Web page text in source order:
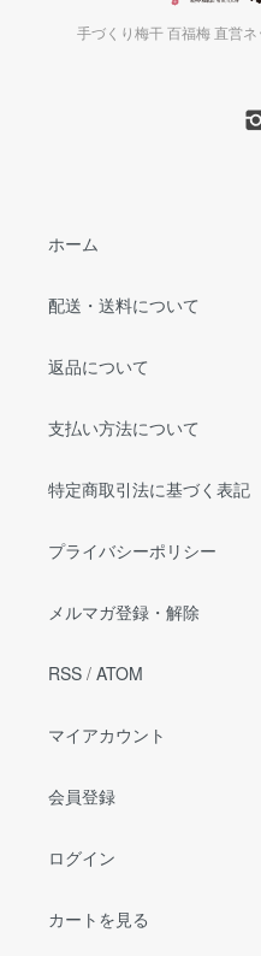
手づくり梅干 百福梅 直営
ホーム
配送・送料について
返品について
支払い方法について
特定商取引法に基づく表記
プライバシーポリシー
メルマガ登録・解除
RSS / ATOM
マイアカウント
会員登録
ログイン
カートを見る